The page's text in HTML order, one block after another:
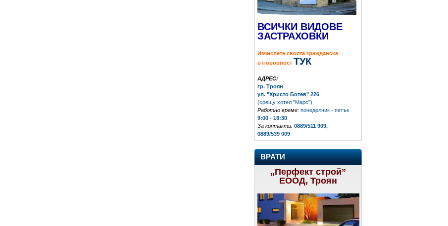
ВСИЧКИ ВИДОВЕ
ЗАСТРАХОВКИ
Изчислете своята гражданска
отговорност ТУК
АДРЕС:
гр. Троян
ул. "Христо Ботев" 226
(срещу хотел "Марс")
Работно време: понеделник - петък
9:00 - 18:30
За контакти: 0889/511 909,
0889/539 009
ВРАТИ
„Перфект строй”
ЕООД, Троян